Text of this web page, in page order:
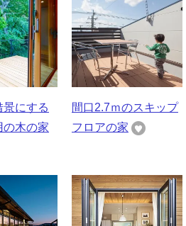
にする
の木の家
間口2.7ｍのスキップ
フロアの家